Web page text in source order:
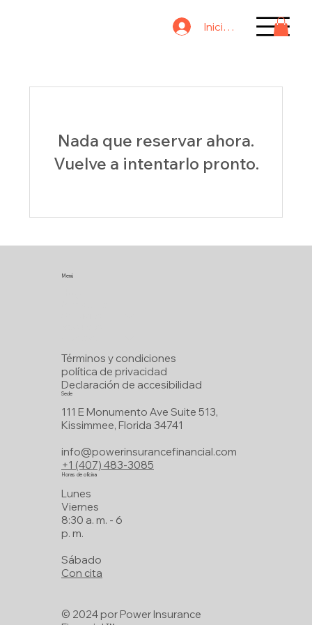
Iniciar sesión
Nada que reservar ahora.
Vuelve a intentarlo pronto.
Menú
Términos y condiciones
política de privacidad
Declaración de accesibilidad
Sede
111 E Monumento Ave Suite 513,
Kissimmee, Florida 34741
info@powerinsurancefinancial.com
+1 (407) 483-3085
Horas de oficina
Lunes
Viernes
8:30 a. m. - 6
p. m.
Sábado
Con cita
© 2024 por Power Insurance